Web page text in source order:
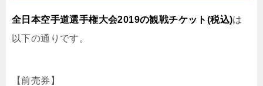
全日本空手道選手権大会2019の観戦チケット(税込)は
以下の通りです。
【前売券】